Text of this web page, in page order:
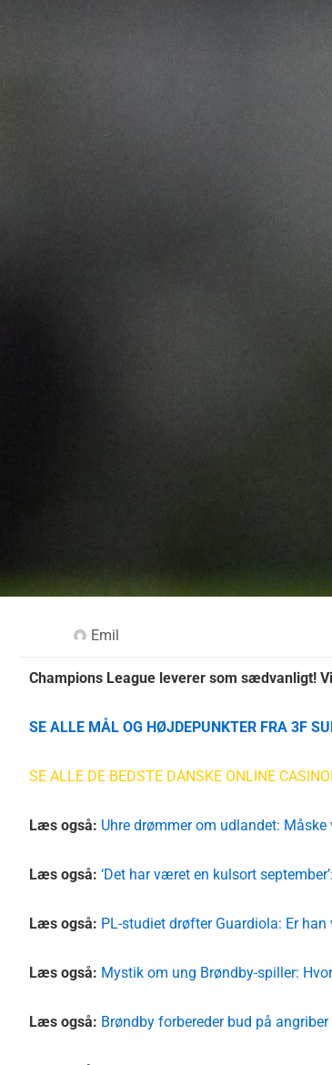
Emil
Champions League leverer som sædvanligt!
SE ALLE MÅL OG HØJDEPUNKTER FRA 3F
SE ALLE DE BEDSTE DANSKE ONLINE
Læs også: Uhre drømmer om udlandet:
Læs også: ‘Det har været en kulsort
Læs også: PL-studiet drøfter Guardiola: Er
Læs også: Mystik om ung Brøndby-spiller:
Læs også: Brøndby forbereder bud på angriber